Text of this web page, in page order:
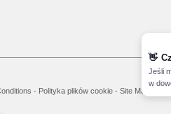
- Polityka plików cookie- Site Map
👋
Jeśli
w